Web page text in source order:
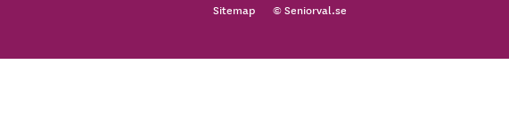
Sitemap © Seniorval.se